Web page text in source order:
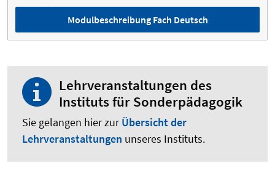
Modulbeschreibung Fach Deutsch
Lehrveranstaltungen des
Instituts für Sonderpädagogik
Sie gelangen hier zurÜbersicht der
Lehrveranstaltungen unseres Instituts.